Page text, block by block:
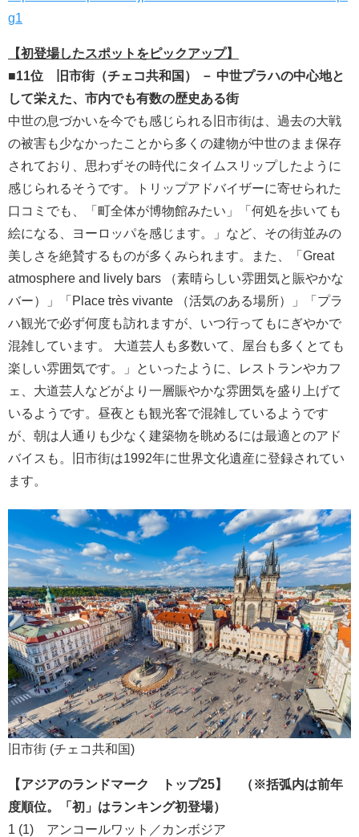
g1
【初登場したスポットをピックアップ】
■11位 旧市街（チェコ共和国） － 中世プラハの中心地と
して栄えた、市内でも有数の歴史ある街
中世の息づかいを今でも感じられる旧市街は、過去の大戦
の被害も少なかったことから多くの建物が中世のまま保存
されており、思わずその時代にタイムスリップしたように
感じられるそうです。トリップアドバイザーに寄せられた
口コミでも、「町全体が博物館みたい」「何処を歩いても
絵になる、ヨーロッパを感じます。」など、その街並みの
美しさを絶賛するものが多くみられます。また、「Great
atmosphere and lively bars （素晴らしい雰囲気と賑やかな
バー）」「Place très vivante （活気のある場所）」「プラ
ハ観光で必ず何度も訪れますが、いつ行ってもにぎやかで
混雑しています。 大道芸人も多数いて、屋台も多くとても
楽しい雰囲気です。」といったように、レストランやカフ
ェ、大道芸人などがより一層賑やかな雰囲気を盛り上げて
いるようです。昼夜とも観光客で混雑しているようです
が、朝は人通りも少なく建築物を眺めるには最適とのアド
バイスも。旧市街は1992年に世界文化遺産に登録されてい
ます。
旧市街 (チェコ共和国)
【アジアのランドマーク トップ25】 （※括弧内は前年
度順位。「初」はランキング初登場）
1 (1) アンコールワット／カンボジア